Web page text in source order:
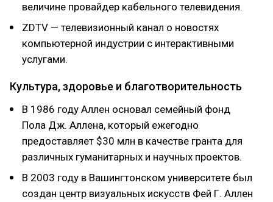
величине провайдер кабельного телевидения.
ZDTV — телевизионный канал о новостях
компьютерной индустрии с интерактивными
услугами.
Культура, здоровье и благотворительность
В 1986 году Аллен основал семейный фонд
Пола Дж. Аллена, который ежегодно
предоставляет $30 млн в качестве гранта для
различных гуманитарных и научных проектов.
В 2003 году в Вашингтонском университете был
создан центр визуальных искусств Фей Г. Аллен